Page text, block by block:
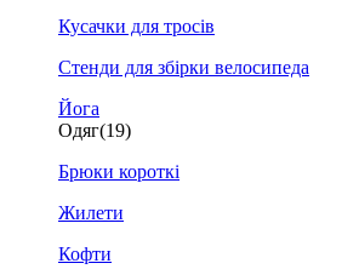
Кусачки для тросів
Стенди для збірки велосипеда
Йога
Одяг(19)
Брюки короткі
Жилети
Кофти